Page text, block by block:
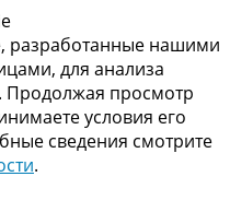
разработанные нашими
для анализа
Продолжая просмотр
условия его
сведения смотрите
.